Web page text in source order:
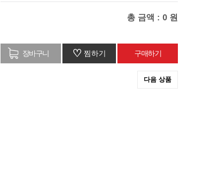
총 금액 : 0 원
♡ 찜하기
다음 상품